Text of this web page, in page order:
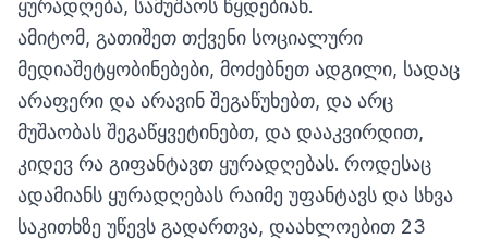
ყურადღება, სამუშაოს წყდებიან.
ამიტომ, გათიშეთ თქვენი სოციალური
მედიაშეტყობინებები, მოძებნეთ ადგილი, სადაც
არაფერი და არავინ შეგაწუხებთ, და არც
მუშაობას შეგაწყვეტინებთ, და დააკვირდით,
კიდევ რა გიფანტავთ ყურადღებას. როდესაც
ადამიანს ყურადღებას რაიმე უფანტავს და სხვა
საკითხზე უწევს გადართვა, დაახლოებით 23